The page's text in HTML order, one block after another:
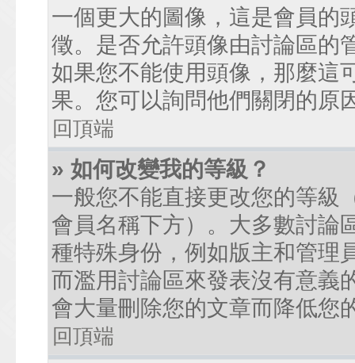
一個更大的圖像，這是會員的
徵。是否允許頭像由討論區的
如果您不能使用頭像，那麼這
果。您可以詢問他們關閉的原
回頂端
» 如何改變我的等級？
一般您不能直接更改您的等級
會員名稱下方）。大多數討論
種特殊身份，例如版主和管理
而濫用討論區來發表沒有意義
會大量刪除您的文章而降低您
回頂端